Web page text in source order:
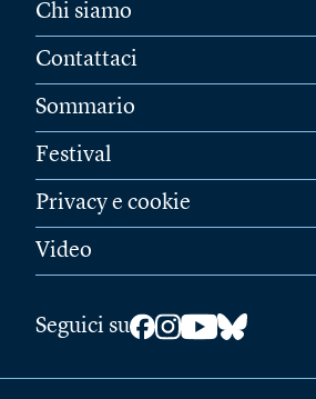
Chi siamo
Contattaci
Sommario
Festival
Privacy e cookie
Video
Seguici su